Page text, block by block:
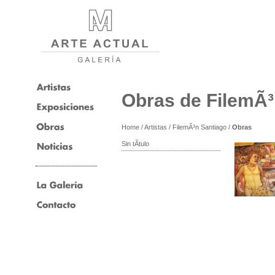
Obras de
Home/Artistas / FilemÃ³n Santiago/ Obras
Sin tÃ­tulo